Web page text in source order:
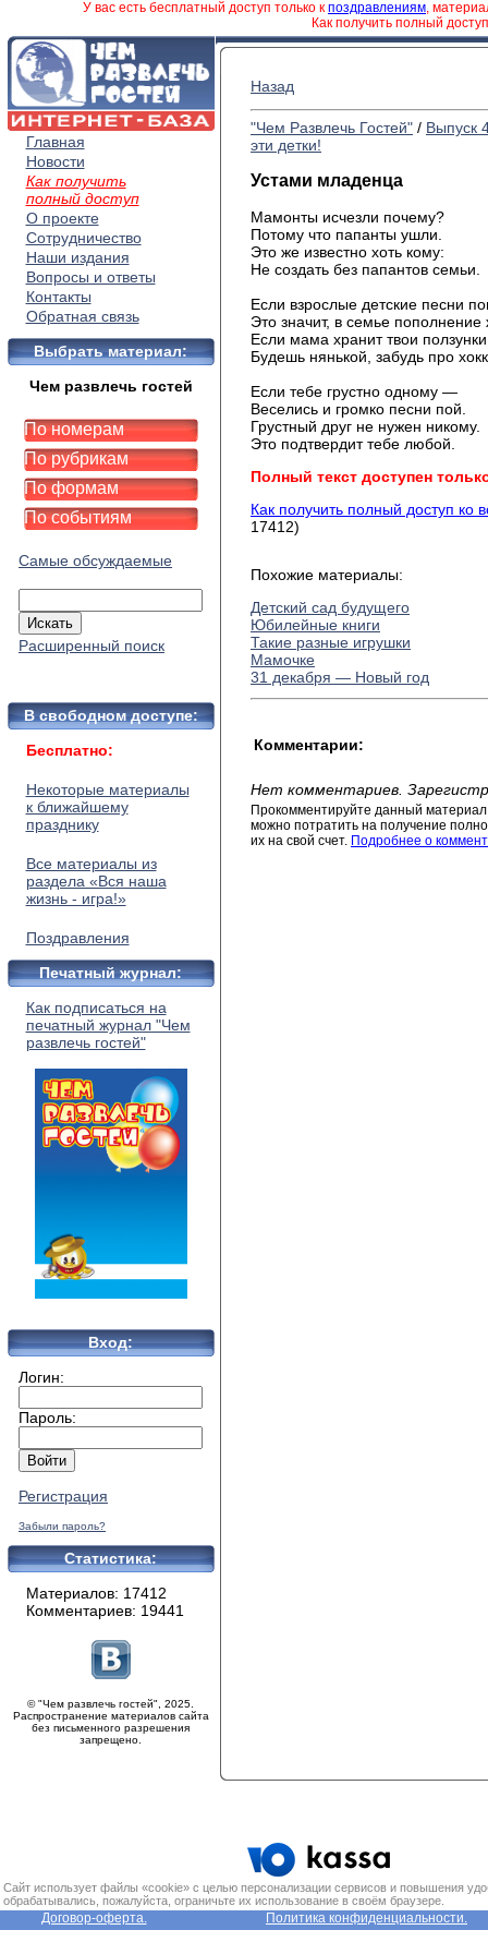
У вас есть бесплатный доступ только к поздравлениям,
Как получить полный
Главная
Новости
Как получить
полный доступ
О проекте
Сотрудничество
Наши издания
Вопросы и ответы
Контакты
Обратная связь
Выбрать материал:
Чем развлечь гостей
По номерам
По рубрикам
По формам
По событиям
Самые обсуждаемые
Расширенный поиск
В свободном доступе:
Бесплатно:
Некоторые материалы
к ближайшему
празднику
Все материалы из
раздела «Вся наша
жизнь - игра!»
Поздравления
Печатный журнал:
Как подписаться на
печатный журнал "Чем
развлечь гостей"
Вход:
Логин:
Пароль:
Регистрация
Забыли пароль?
Статистика:
Материалов: 17412
Комментариев: 19441
© "Чем развлечь гостей", 2025.
Распространение материалов сайта
без письменного разрешения
запрещено.
Назад
"Чем Развлечь Гостей" / Выпуск
эти детки!
Устами младенца
Мамонты исчезли почему?
Потому что папанты ушли.
Это же известно хоть кому:
Не создать без папантов семьи.
Если взрослые детские песни
Это значит, в семье пополнение
Если мама хранит твои
Будешь нянькой, забудь про
Если тебе грустно одному —
Веселись и громко песни пой.
Грустный друг не нужен никому.
Это подтвердит тебе любой.
Полный текст доступен
Как получить полный доступ ко
17412)
Похожие материалы:
Детский сад будущего
Юбилейные книги
Такие разные игрушки
Мамочке
31 декабря — Новый год
Комментарии:
Нет комментариев.
Прокомментируйте данный
можно потратить на получение
их на свой счет. Подробнее о
Сайт использует файлы «cookie» с целью персонализации сервисов и повышения
обрабатывались, пожалуйста, ограничьте их использование в своём браузере.
Договор-оферта. Политика конфиденциальности.